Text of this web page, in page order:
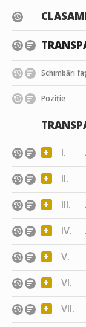
Schimbări
Poziție
+
I.
+ II.
+ III.
+ IV.
+ V.
+ VI.
+ VII.